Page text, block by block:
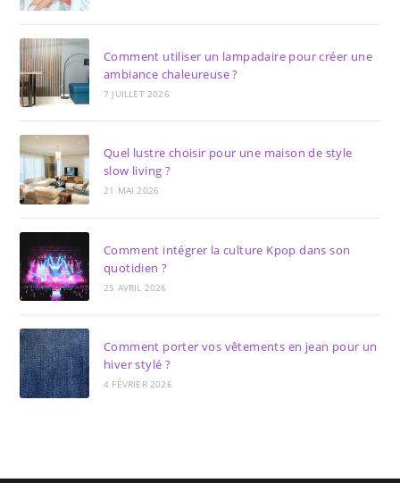
Comment utiliser un lampadaire pour créer une
ambiance chaleureuse ?
7 JUILLET 2026
Quel lustre choisir pour une maison de style
slow living ?
21 MAI 2026
Comment intégrer la culture Kpop dans son
quotidien ?
25 AVRIL 2026
Comment porter vos vêtements en jean pour un
hiver stylé ?
4 FÉVRIER 2026